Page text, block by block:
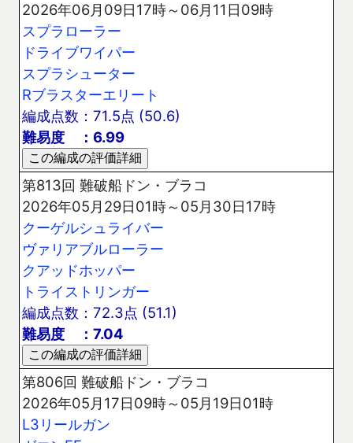
2026年06月09日17時～06月11日09時
スプラローラー
ドライブワイパー
スプラシューター
Rブラスターエリート
編成点数：71.5点 (50.6)
難易度 ：6.99
第813回 難破船ドン・ブラコ
2026年05月29日01時～05月30日17時
クーゲルシュライバー
ヴァリアブルローラー
クアッドホッパー
トライストリンガー
編成点数：72.3点 (51.1)
難易度 ：7.04
第806回 難破船ドン・ブラコ
2026年05月17日09時～05月19日01時
L3リールガン